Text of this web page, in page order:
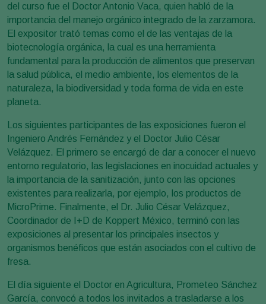
del curso fue el Doctor Antonio Vaca, quien habló de la
importancia del manejo orgánico integrado de la zarzamora.
El expositor trató temas como el de las ventajas de la
biotecnología orgánica, la cual es una herramienta
fundamental para la producción de alimentos que preservan
la salud pública, el medio ambiente, los elementos de la
naturaleza, la biodiversidad y toda forma de vida en este
planeta.
Los siguientes participantes de las exposiciones fueron el
Ingeniero Andrés Fernández y el Doctor Julio César
Velázquez. El primero se encargó de dar a conocer el nuevo
entorno regulatorio, las legislaciones en inocuidad actuales y
la importancia de la sanitización, junto con las opciones
existentes para realizarla, por ejemplo, los productos de
MicroPrime. Finalmente, el Dr. Julio César Velázquez,
Coordinador de I+D de Koppert México, terminó con las
exposiciones al presentar los principales insectos y
organismos benéficos que están asociados con el cultivo de
fresa.
El día siguiente el Doctor en Agricultura, Prometeo Sánchez
García, convocó a todos los invitados a trasladarse a los